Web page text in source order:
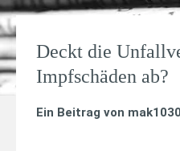
Deckt die
Impfschäden ab?
Ein Beitrag von